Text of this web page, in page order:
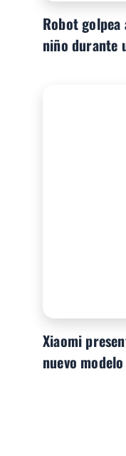
Robot
niño durante
Xiaomi
nuevo